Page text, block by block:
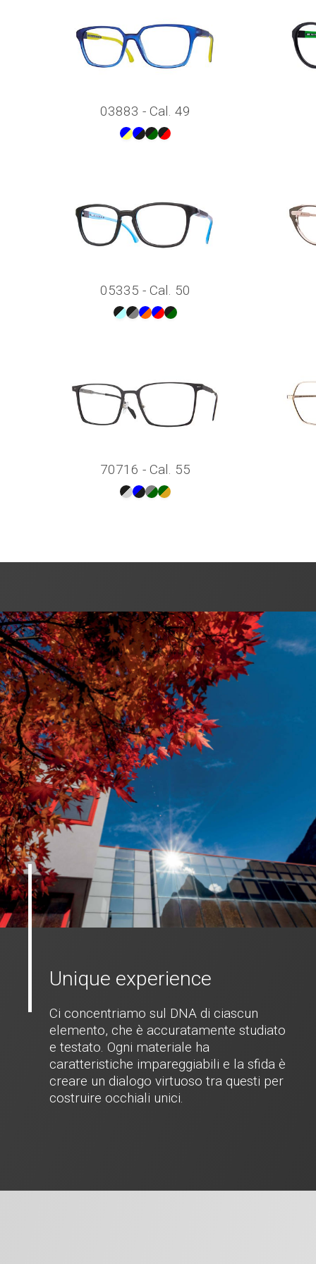
03883 - Cal. 49
05335 - Cal. 50
70716 - Cal. 55
Unique experience
Ci concentriamo sul DNA di ciascun
elemento, che è accuratamente studiato
e testato. Ogni materiale ha
caratteristiche impareggiabili e la sfida è
creare un dialogo virtuoso tra questi per
costruire occhiali unici.